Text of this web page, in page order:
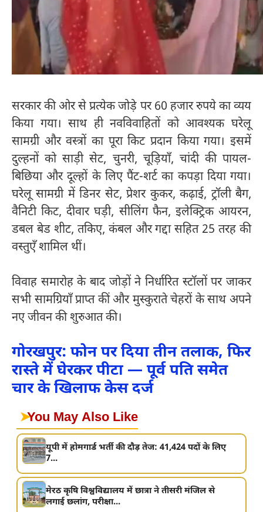
सरकार की ओर से प्रत्येक जोड़े पर 60 हजार रुपये का व्यय
किया गया। साथ ही नवविवाहितों को आवश्यक घरेलू
सामग्री और वस्त्रों का पूरा किट प्रदान किया गया। इसमें
दुल्हनों को साड़ी सेट, चुनरी, चूड़ियाँ, चांदी की पायल-
बिछिया और दूल्हों के लिए पैंट-शर्ट का कपड़ा दिया गया।
घरेलू सामग्री में डिनर सेट, प्रेशर कुकर, कढ़ाई, ट्रॉली बैग,
वैनिटी किट, दीवार घड़ी, सीलिंग फैन, इलेक्ट्रिक आयरन,
डबल बेड शीट, तकिए, कंबल और गद्दा सहित 25 तरह की
वस्तुएँ शामिल थीं।
विवाह समारोह के बाद जोड़ों ने निर्धारित स्टॉलों पर जाकर
सभी सामग्रियाँ प्राप्त कीं और मुस्कुराते चेहरों के साथ अपने
नए जीवन की शुरुआत की।
गोरखपुर: फोन पर दिया तीन तलाक, फिर
रास्ते में घेरकर पीटा — पूर्व पति समेत
चार के खिलाफ केस दर्ज
➤You May Also Like
यूपी में होमगार्ड भर्ती की दौड़ तेज: 41,424 पदों के लिए
7...
मेरठ कृषि विश्वविद्यालय में छात्रा ने तीसरी मंजिल से
लगाई छलांग, परीक्षा...